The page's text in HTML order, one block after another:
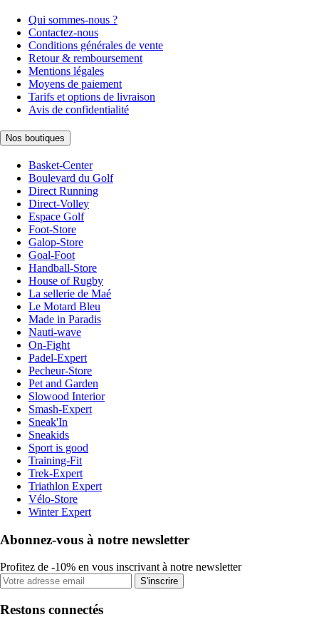
Qui sommes-nous ?
Contactez-nous
Conditions générales de vente
Retour & remboursement
Mentions légales
Moyens de paiement
Tarifs et options de livraison
Avis de confidentialité
Nos boutiques
Basket-Center
Boulevard du Golf
Direct Running
Direct-Volley
Espace Golf
Foot-Store
Galop-Store
Goal-Foot
Handball-Store
House of Rugby
La sellerie de Maé
Le Motard Bleu
Made in Paradis
Nauti-wave
On-Fight
Padel-Expert
Pecheur-Store
Pet and Garden
Slowood Interior
Smash-Expert
Sneak'In
Sneakids
Sport is good
Training-Fit
Trek-Expert
Triathlon Expert
Vélo-Store
Winter Expert
Abonnez-vous à notre newsletter
Profitez de -10% en vous inscrivant à notre newsletter
S'inscrire
Restons connectés